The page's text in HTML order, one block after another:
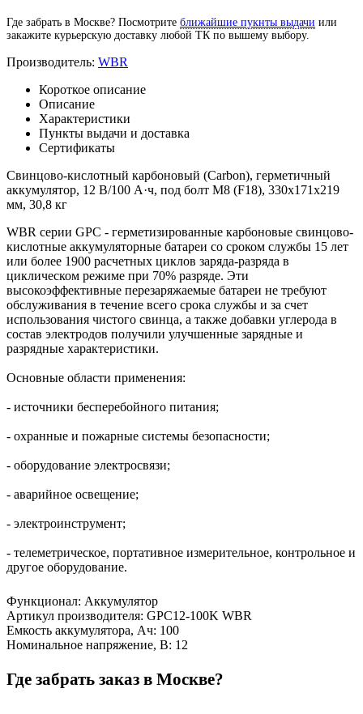
Где забрать в Москве? Посмотрите ближайшие пукнты выдачи или
закажите курьерскую доставку любой ТК по вышему выбору.
Производитель: WBR
Короткое описание
Описание
Характеристики
Пункты выдачи и доставка
Сертификаты
Свинцово-кислотный карбоновый (Carbon), герметичный
аккумулятор, 12 В/100 А·ч, под болт М8 (F18), 330х171х219
мм, 30,8 кг
WBR серии GPC - герметизированные карбоновые свинцово-
кислотные аккумуляторные батареи со сроком службы 15 лет
или более 1900 расчетных циклов заряда-разряда в
циклическом режиме при 70% разряде. Эти
высокоэффективные перезаряжаемые батареи не требуют
обслуживания в течение всего срока службы и за счет
использования чистого свинца, а также добавки углерода в
состав электродов получили улучшенные зарядные и
разрядные характеристики.
Основные области применения:
- источники бесперебойного питания;
- охранные и пожарные системы безопасности;
- оборудование электросвязи;
- аварийное освещение;
- электроинструмент;
- телеметрическое, портативное измерительное, контрольное и
другое оборудование.
Функционал: Аккумулятор
Артикул производителя: GPC12-100K WBR
Емкость аккумулятора, Ач: 100
Номинальное напряжение, В: 12
Где забрать заказ в Москве?